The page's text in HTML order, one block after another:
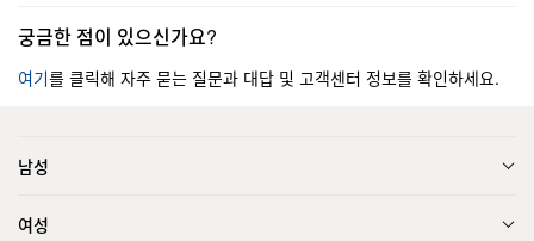
궁금한 점이 있으신가요?
여기를 클릭해 자주 묻는 질문과 대답 및 고객센터 정보를 확인하세요.
남성
여성